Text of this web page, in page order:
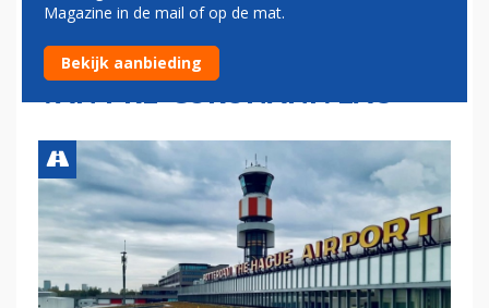
PASSAGIERSCIJFERS HARD
STIJGEN, TOT TWEE DERDE
VAN PRE-CORONANIVEAU
Magazine in de mail of op de mat.
Bekijk aanbieding